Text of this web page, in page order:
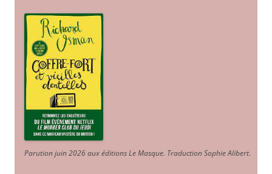
Parution juin 2026 aux éditions Le Masque. Traduction Sophie Alibert.